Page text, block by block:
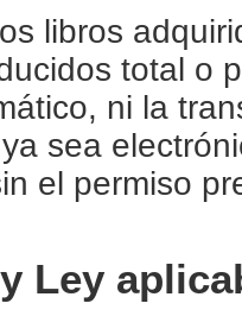
libros
total o
ni la
sea
el permiso
Ley